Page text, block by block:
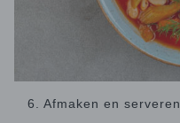
6. Afmaken en serveren